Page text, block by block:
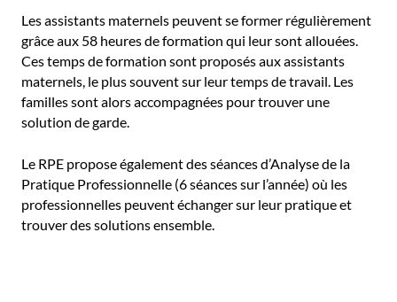
Les assistants maternels peuvent se former régulièrement
grâce aux 58 heures de formation qui leur sont allouées.
Ces temps de formation sont proposés aux assistants
maternels, le plus souvent sur leur temps de travail. Les
familles sont alors accompagnées pour trouver une
solution de garde.
Le RPE propose également des séances d’Analyse de la
Pratique Professionnelle (6 séances sur l’année) où les
professionnelles peuvent échanger sur leur pratique et
trouver des solutions ensemble.